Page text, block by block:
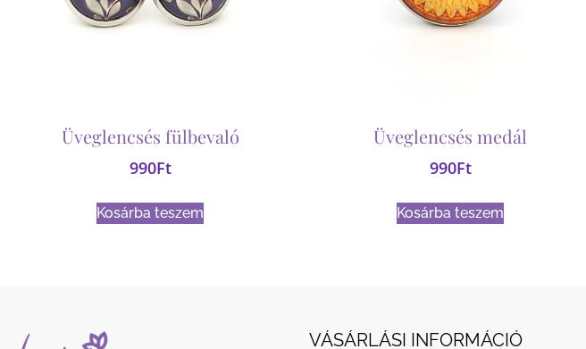
Üveglencsés fülbevaló
990Ft
Kosárba teszem
Üveglencsés medál
990Ft
Kosárba teszem
VÁSÁRLÁSI INFORMÁCIÓ